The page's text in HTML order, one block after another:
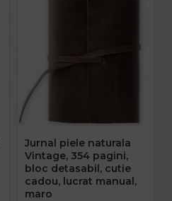
Jurnal piele naturala
Vintage, 354 pagini,
bloc detasabil, cutie
cadou, lucrat manual,
maro